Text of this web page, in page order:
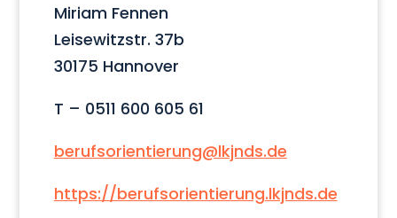
Miriam Fennen
Leisewitzstr. 37b
30175 Hannover
T – 0511 600 605 61
berufsorientierung@lkjnds.de
https://berufsorientierung.lkjnds.de